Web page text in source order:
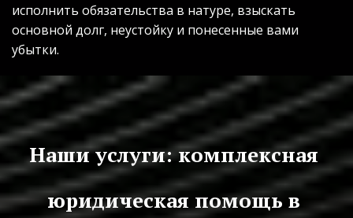
исполнить обязательства в натуре, взыскать
основной долг, неустойку и понесенные вами
убытки.
Наши услуги: комплексная
юридическая помощь в